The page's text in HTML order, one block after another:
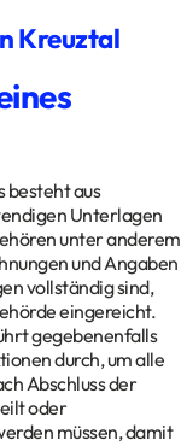
Kreuztal
besteht aus
Unterlagen
unter anderem
und Angaben
vollständig sind,
eingereicht.
gegebenenfalls
durch, um alle
Abschluss der
oder
müssen, damit